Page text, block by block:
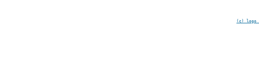
(c) logo